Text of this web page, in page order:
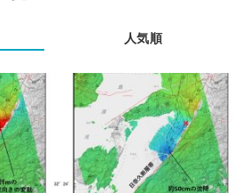
人気順